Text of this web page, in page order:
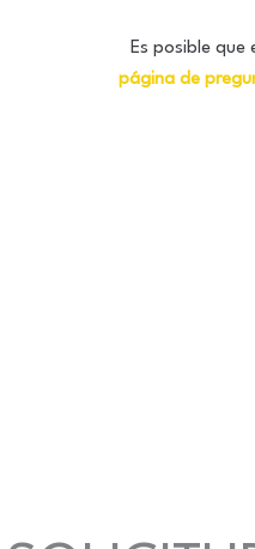
Es posible que
página de